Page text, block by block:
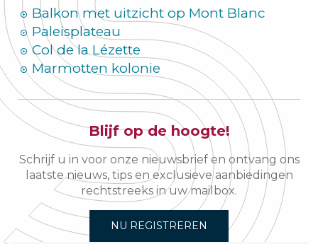
Balkon met uitzicht op Mont Blanc
Paleisplateau
Col de la Lézette
Marmotten kolonie
Blijf op de hoogte!
Schrijf u in voor onze nieuwsbrief en ontvang ons
laatste nieuws, tips en exclusieve aanbiedingen
rechtstreeks in uw mailbox.
NU REGISTREREN